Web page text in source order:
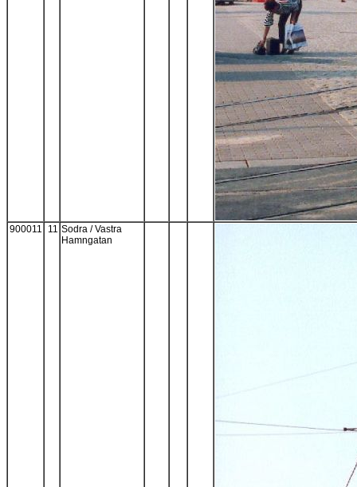
900011 11 Sodra / Vastra
Hamngatan